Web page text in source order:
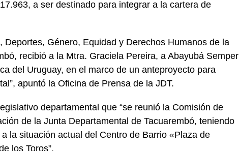
a ser destinado para integrar a la cartera de
Deportes, Género, Equidad y Derechos Humanos de la
recibió a la Mtra. Graciela Pereira, a Abayubá Semper
del Uruguay, en el marco de un anteproyecto para
apuntó la Oficina de Prensa de la JDT.
departamental que “se reunió la Comisión de
de la Junta Departamental de Tacuarembó, teniendo
la situación actual del Centro de Barrio «Plaza de
los Toros”.